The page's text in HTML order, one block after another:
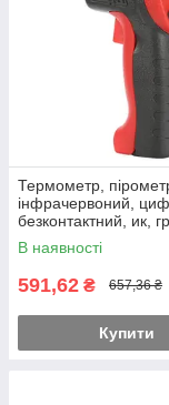
Термометр,
інфрачервоний,
безконтактний, ик,
електронний
WT300
В наявності
591,62 ₴ 657,36 ₴
Купити